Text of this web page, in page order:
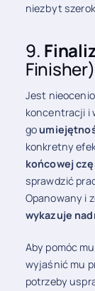
niezbyt
9.
Finisher)
Jest
koncentracji i
go
konkretny
końcowej
sprawdzić
Opanowany i
wykazuje
Aby pomóc
wyjaśnić mu
potrzeby